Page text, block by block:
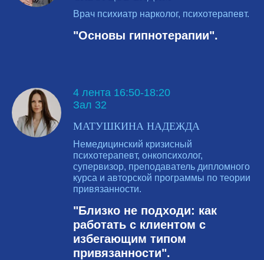
Врач психиатр нарколог, психотерапевт.
"Основы гипнотерапии".
4 лента 16:50-18:20
Зал 32
МАТУШКИНА НАДЕЖДА
Немедицинский кризисный
психотерапевт, онкопсихолог,
супервизор, преподаватель дипломного
курса и авторской программы по теории
привязанности.
"Близко не подходи: как
работать с клиентом с
избегающим типом
привязанности".